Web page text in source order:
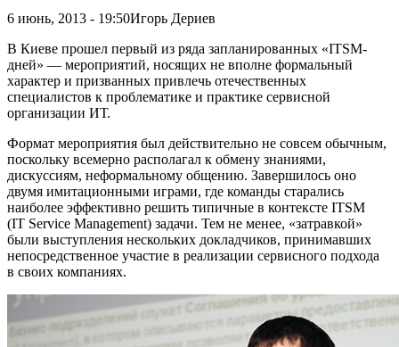
6 июнь, 2013 - 19:50Игорь Дериев
В Киеве прошел первый из ряда запланированных «ITSM-
дней» — мероприятий, носящих не вполне формальный
характер и призванных привлечь отечественных
специалистов к проблематике и практике сервисной
организации ИТ.
Формат мероприятия был действительно не совсем обычным,
поскольку всемерно располагал к обмену знаниями,
дискуссиям, неформальному общению. Завершилось оно
двумя имитационными играми, где команды старались
наиболее эффективно решить типичные в контексте ITSM
(IT Service Management) задачи. Тем не менее, «затравкой»
были выступления нескольких докладчиков, принимавших
непосредственное участие в реализации сервисного подхода
в своих компаниях.